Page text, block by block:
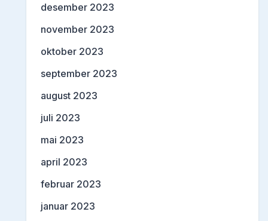
desember 2023
november 2023
oktober 2023
september 2023
august 2023
juli 2023
mai 2023
april 2023
februar 2023
januar 2023